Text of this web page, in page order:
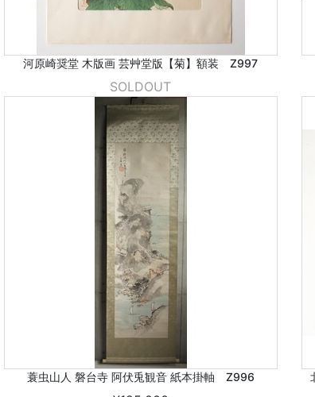
河原崎奨堂 木版画 芸艸堂版【菊】額装 Z997
SOLDOUT
蓑虫山人 磐台寺 阿伏兎観音 紙本掛軸 Z996